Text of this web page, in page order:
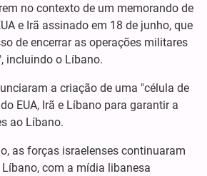
no contexto de um memorando de
e Irã assinado em 18 de junho, que
de encerrar as operações militares
incluindo o Líbano.
a criação de uma "célula de
EUA, Irã e Líbano para garantir a
ao Líbano.
as forças israelenses continuaram
com a mídia libanesa